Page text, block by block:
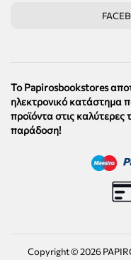
Το Papirosbookstores
ηλεκτρονικό κατάστημα
προϊόντα στις καλύτερες
παράδοση!
Copyright ©2026